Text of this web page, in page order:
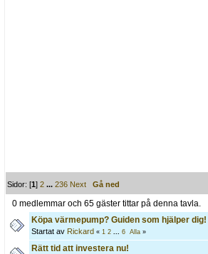
Sidor: [1]2 ...236 Next Gå ned
0 medlemmar och 65 gäster tittar på denna tavla.
Köpa värmepump? Guiden som hjälper dig!
Startat av Rickard « 1 2 6 Alla »
Rätt tid att investera nu!